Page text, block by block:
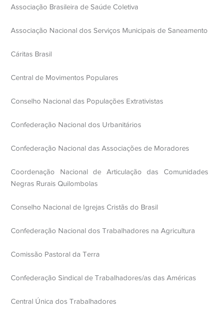
Associação Brasileira de Saúde Coletiva
Associação Nacional dos Serviços Municipais de Saneamento
Cáritas Brasil
Central de Movimentos Populares
Conselho Nacional das Populações Extrativistas
Confederação Nacional dos Urbanitários
Confederação Nacional das Associações de Moradores
Coordenação Nacional de Articulação das Comunidades
Negras Rurais Quilombolas
Conselho Nacional de Igrejas Cristãs do Brasil
Confederação Nacional dos Trabalhadores na Agricultura
Comissão Pastoral da Terra
Confederação Sindical de Trabalhadores/as das Américas
Central Única dos Trabalhadores